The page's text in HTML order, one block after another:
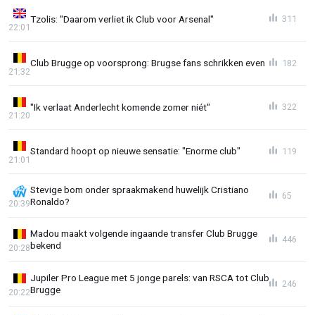
Tzolis: "Daarom verliet ik Club voor Arsenal"
22:01
311
Club Brugge op voorsprong: Brugse fans schrikken even
21:32
182
"Ik verlaat Anderlecht komende zomer niét"
21:20
322
Standard hoopt op nieuwe sensatie: "Enorme club"
21:01
119
Stevige bom onder spraakmakend huwelijk Cristiano
Ronaldo?
20:39
65
Madou maakt volgende ingaande transfer Club Brugge
bekend
20:28
446
Jupiler Pro League met 5 jonge parels: van RSCA tot Club
Brugge
20:22
246